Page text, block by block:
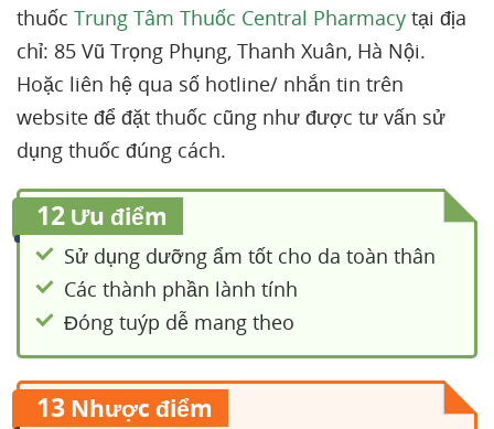
thuốc Trung Tâm Thuốc Central Pharmacy tại địa
chỉ: 85 Vũ Trọng Phụng, Thanh Xuân, Hà Nội.
Hoặc liên hệ qua số hotline/ nhắn tin trên
website để đặt thuốc cũng như được tư vấn sử
dụng thuốc đúng cách.
12 Ưu điểm
Sử dụng dưỡng ẩm tốt cho da toàn thân
Các thành phần lành tính
Đóng tuýp dễ mang theo
13 Nhược điểm